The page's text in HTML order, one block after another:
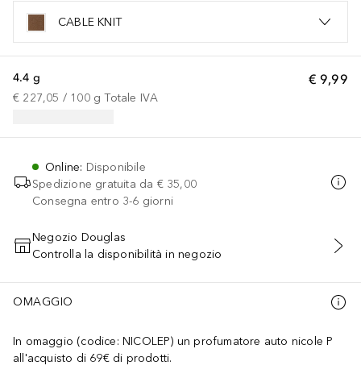
CABLE KNIT
€ 9,99
4.4 g
€ 227,05 / 100 g Totale IVA
Online: Disponibile
Spedizione gratuita da € 35,00
Consegna entro 3-6 giorni
AGGIUNGI AL CARRELLO
Negozio Douglas
Controlla la disponibilità in negozio
OMAGGIO
In omaggio (codice: NICOLEP) un profumatore auto nicole P
all'acquisto di 69€ di prodotti.